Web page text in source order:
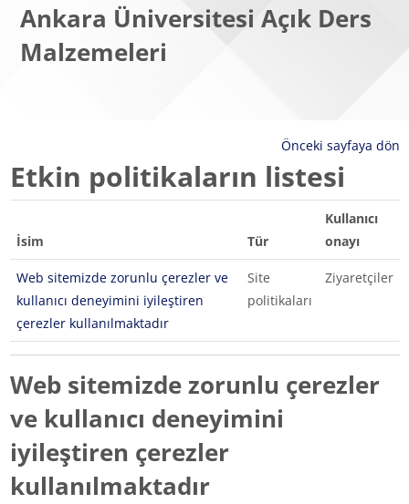
Ankara Üniversitesi Açık Ders
Malzemeleri
Önceki sayfaya dön
Etkin politikaların listesi
İsim Tür
Kullanıcı
onayı
Web sitemizde zorunlu çerezler ve
kullanıcı deneyimini iyileştiren
çerezler kullanılmaktadır
Site
politikaları
Ziyaretçiler
Web sitemizde zorunlu çerezler
ve kullanıcı deneyimini
iyileştiren çerezler
kullanılmaktadır